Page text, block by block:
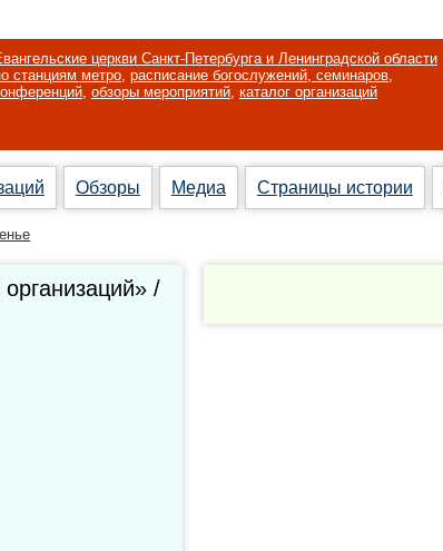
церкви Санкт-Петербурга и Ленинградской области
станциям метро, расписание богослужений, семинаров,
, обзоры мероприятий, каталог организаций
Обзоры Медиа Страницы истории
/